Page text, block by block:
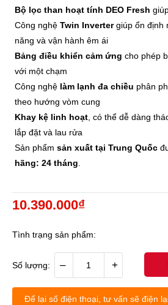
Bộ lọc than hoạt tính DEO Fresh
Công nghệ Twin Invertergiúp ổn định
năng và vận hành êm ái
Bảng điều khiển cảm ứng cho phép
với một chạm
Công nghệ làm lạnh đa chiều phân
theo hướng vòm cung
Khay kệ linh hoạt , có thể dễ dàng
lắp đặt và lau rửa
Sản phẩm sản xuất tại Trung Quốc
hãng: 24 tháng
10.390.000₫
Tình trạng sản phẩm:
Số lượng: – +
Để lại số điện thoại, tư vấn sẽ điện